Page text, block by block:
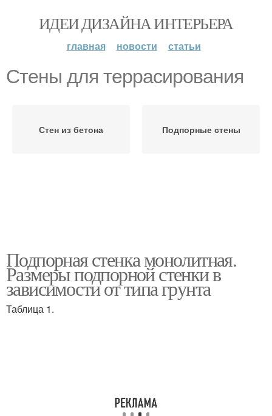
ИДЕИ ДИЗАЙНА ИНТЕРЬЕРА
главная новости статьи
Стены для террасирования
Стен из бетона Подпорные стены
Подпорная стенка монолитная.
Размеры подпорной стенки в
зависимости от типа грунта
Таблица 1.